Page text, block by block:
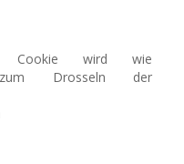
wird wie
zum Drosseln der